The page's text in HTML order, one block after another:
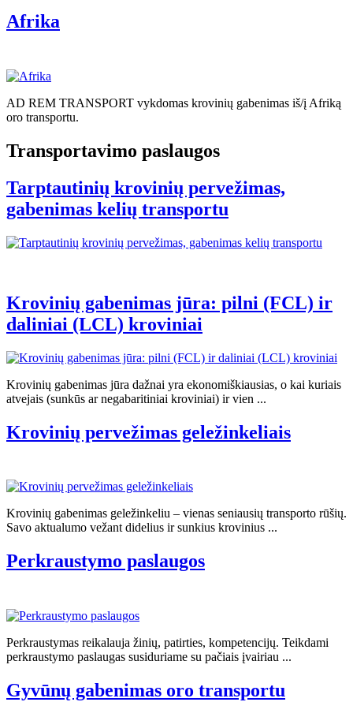
Afrika
AD REM TRANSPORT vykdomas krovinių gabenimas iš/į Afriką
oro transportu.
Transportavimo paslaugos
Tarptautinių krovinių pervežimas,
gabenimas kelių transportu
Krovinių gabenimas jūra: pilni (FCL) ir
daliniai (LCL) kroviniai
Krovinių gabenimas jūra dažnai yra ekonomiškiausias, o kai kuriais
atvejais (sunkūs ar negabaritiniai kroviniai) ir vien ...
Krovinių pervežimas geležinkeliais
Krovinių gabenimas geležinkeliu – vienas seniausių transporto rūšių.
Savo aktualumo vežant didelius ir sunkius krovinius ...
Perkraustymo paslaugos
Perkraustymas reikalauja žinių, patirties, kompetencijų. Teikdami
perkraustymo paslaugas susiduriame su pačiais įvairiau ...
Gyvūnų gabenimas oro transportu